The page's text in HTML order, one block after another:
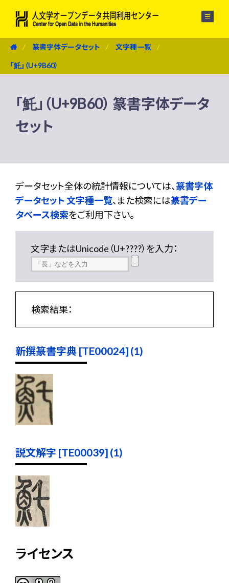
篆書字体データセット 文字種一覧
「魠」（U+9B60）
「魠」（U+9B60） 篆書字体データ
セット
データセット全体の統計情報については、篆書字体
データセット 文字種一覧、また検索には篆書デー
タベース検索をご利用下さい。
文字またはUnicode（U+????）を入力：
検索結果：
新撰篆書字典 [TE00024] (1)
説文解字 [TE00039] (1)
ライセンス